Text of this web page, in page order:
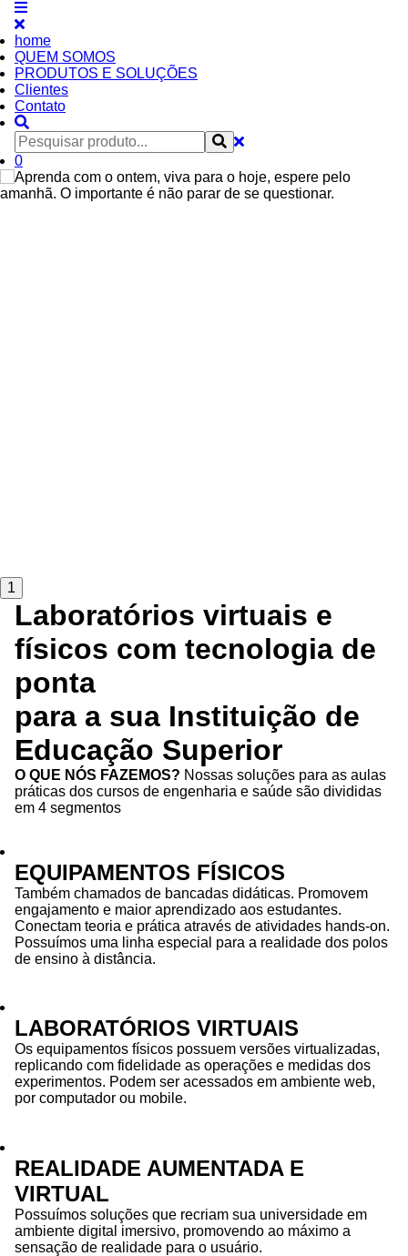
home
QUEM SOMOS
PRODUTOS E SOLUÇÕES
Clientes
Contato
0
1
Laboratórios virtuais e
físicos com tecnologia de
ponta
para a sua Instituição de
Educação Superior
O QUE NÓS FAZEMOS? Nossas soluções para as aulas
práticas dos cursos de engenharia e saúde são divididas
em 4 segmentos
EQUIPAMENTOS FÍSICOS
Também chamados de bancadas didáticas. Promovem
engajamento e maior aprendizado aos estudantes.
Conectam teoria e prática através de atividades hands-on.
Possuímos uma linha especial para a realidade dos polos
de ensino à distância.
LABORATÓRIOS VIRTUAIS
Os equipamentos físicos possuem versões virtualizadas,
replicando com fidelidade as operações e medidas dos
experimentos. Podem ser acessados em ambiente web,
por computador ou mobile.
REALIDADE AUMENTADA E
VIRTUAL
Possuímos soluções que recriam sua universidade em
ambiente digital imersivo, promovendo ao máximo a
sensação de realidade para o usuário.